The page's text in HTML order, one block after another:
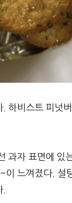
하비스트 피넛
과자 표면에 있
이 느껴졌다. 설